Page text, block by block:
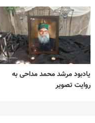
یادبود مرشد محمد مداحی به
روایت تصویر